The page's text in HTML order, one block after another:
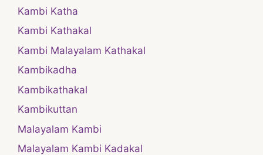
Kambi Katha
Kambi Kathakal
Kambi Malayalam Kathakal
Kambikadha
Kambikathakal
Kambikuttan
Malayalam Kambi
Malayalam Kambi Kadakal